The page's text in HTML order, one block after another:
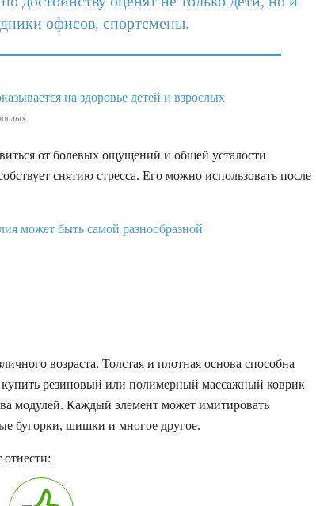
офисов, спортсмены.
от болевых ощущений и общей усталости
снятию стресса. Его можно использовать после
возраста. Толстая и плотная основа способна
резиновый или полимерный массажный коврик
модулей. Каждый элемент может имитировать
бугорки, шишки и многое другое.